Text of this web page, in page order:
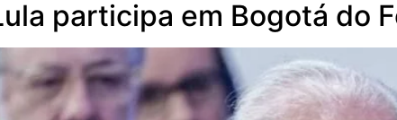
participa em Bogotá do